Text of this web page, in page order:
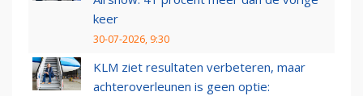
keer
30-07-2026, 9:30
KLM ziet resultaten verbeteren, maar
achteroverleunen is geen optie: